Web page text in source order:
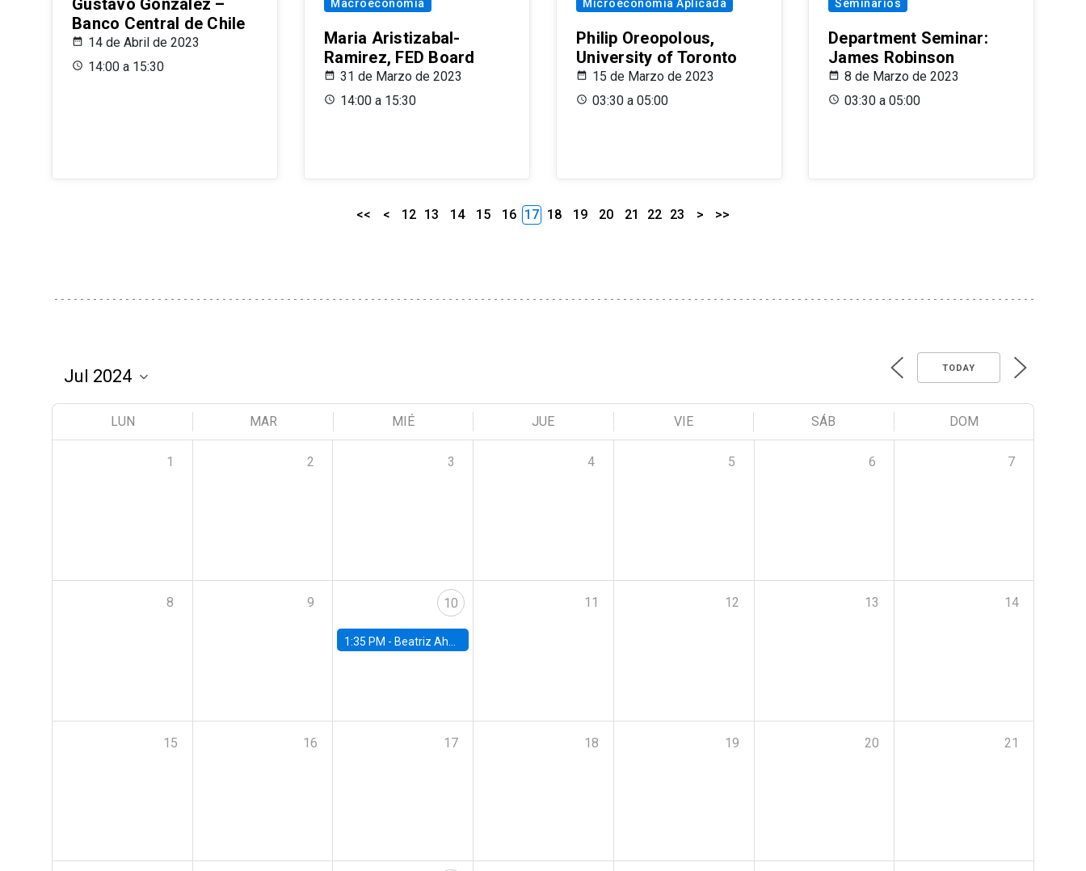
Gustavo González –
Banco Central de Chile
14 de Abril de 2023
14:00 a 15:30
Macroeconomía
Maria Aristizabal-
Ramirez, FED Board
31 de Marzo de 2023
14:00 a 15:30
Microeconomía Aplicada
Philip Oreopolous,
University of Toronto
15 de Marzo de 2023
03:30 a 05:00
Seminarios
Department Seminar:
James Robinson
8 de Marzo de 2023
03:30 a 05:00
<< < 12 13 14 15 16 17 18 19 20 21 22 23 > >>
TODAY
LUN MAR MIÉ JUE VIE SÁB DOM
1 2 3 4 5 6 7
8 9 10
1:35 PM - Beatriz Ahumada, PhD candidate, Universidad de Pittsburgh
11 12 13 14
15 16 17 18 19 20 21